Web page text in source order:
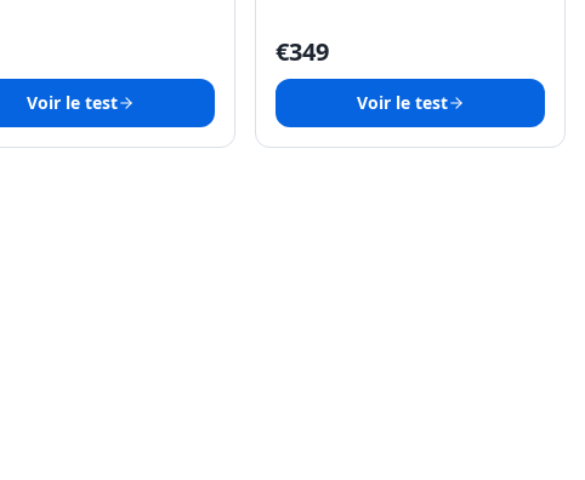
Voir le test
€349
Voir le test